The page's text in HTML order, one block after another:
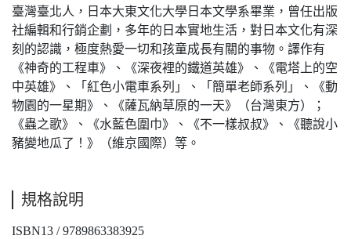
臺灣臺北人，日本大東文化大學日本文學系畢業，曾任出版
社編輯和行銷企劃，多年的日本實地生活，對日本文化有深
刻的認識，極度熱愛一切和孩童成長有關的事物。譯作有
《神奇的工程車》、《深夜裡的鐵道英雄》、《電塔上的空
中英雄》、「紅色小電車系列」、「簡單老師系列」、《動
物園的一星期》、《薩瓦納草原的一天》（台灣東方）；
《蟲之歌》、《水藍色圍巾》、《不一樣叔叔》、《聽說小
豬變地瓜了！》（維京國際）等。
規格說明
ISBN13 / 9789863383925